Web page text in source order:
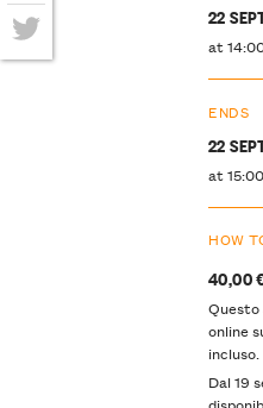
22
at
ENDS
22
at 15:00
HOW
40,00
online
incluso.
Dal 19
Facebook
Twitter